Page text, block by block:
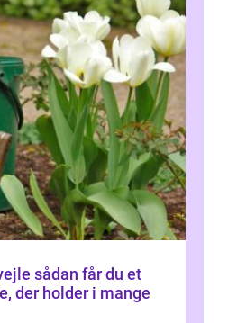
du et
der holder i mange